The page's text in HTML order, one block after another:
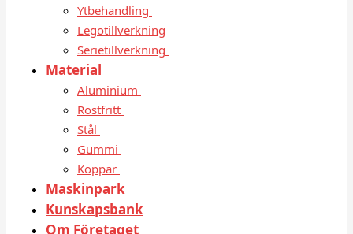
Ytbehandling
Legotillverkning
Serietillverkning
Material
Aluminium
Rostfritt
Stål
Gummi
Koppar
Maskinpark
Kunskapsbank
Om Företaget